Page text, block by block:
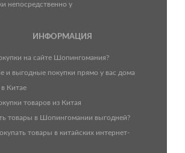
непосредственно у
ИНФОРМАЦИЯ
на сайте Шопингомания?
и выгодные покупки прямо у вас дома
Китае
товаров из Китая
товары в Шопингомании выгодней?
товары в китайских интернет-